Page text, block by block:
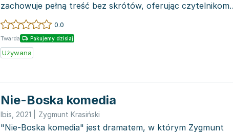
zachowuje pełną treść bez skrótów, oferując czytelnikom
kompleksowe zroz...
0.0
Twarda Pakujemy dzisiaj
Używana
Nie-Boska komedia
Ibis 2021 Zygmunt Krasiński
"Nie-Boska komedia" jest dramatem, w którym Zygmunt